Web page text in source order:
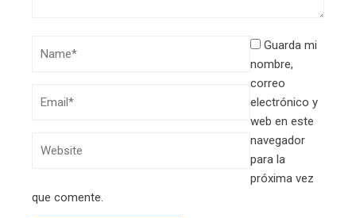
Guarda mi
nombre,
correo
electrónico y
web en este
navegador
para la
próxima vez
que comente.